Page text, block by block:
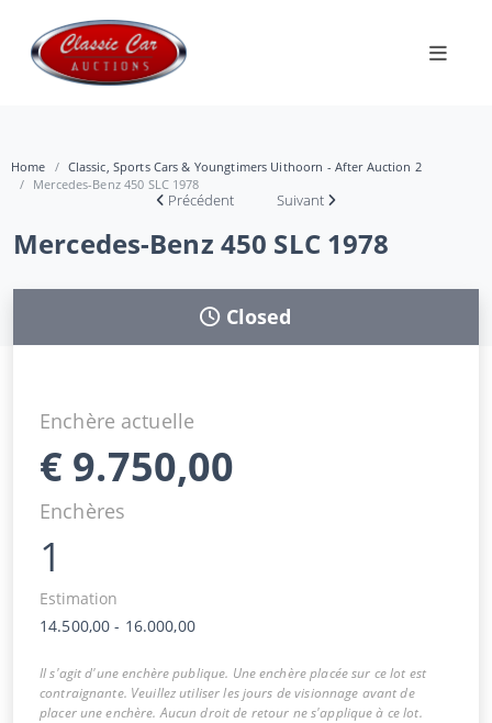
Home
Classic, Sports Cars & Youngtimers Uithoorn - After Auction 2
Mercedes-Benz 450 SLC 1978
Précédent Suivant
Mercedes-Benz 450 SLC 1978
Closed
Enchère actuelle
€ 9.750,00
Enchères
1
Estimation
14.500,00 - 16.000,00
Il s'agit d'une enchère publique. Une enchère placée sur ce lot est
contraignante. Veuillez utiliser les jours de visionnage avant de
placer une enchère. Aucun droit de retour ne s'applique à ce lot.